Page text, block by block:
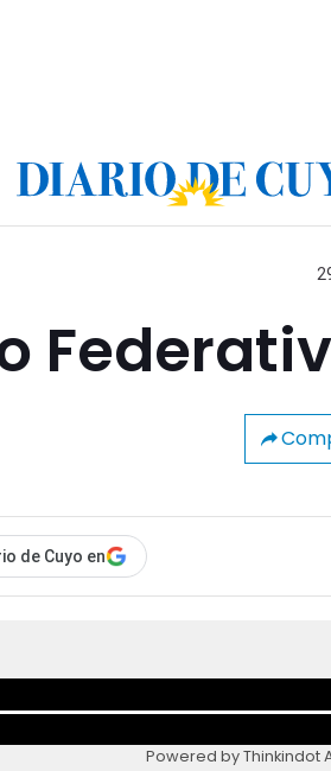
de Cuyo en
Powered by Thinkindot